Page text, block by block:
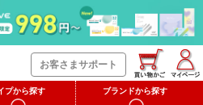
お客さまサポート
プから探す ブランドから探す